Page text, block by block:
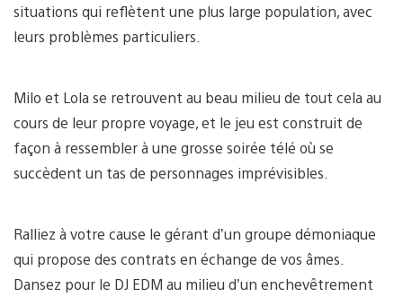
situations qui reflètent une plus large population, avec
leurs problèmes particuliers.
Milo et Lola se retrouvent au beau milieu de tout cela au
cours de leur propre voyage, et le jeu est construit de
façon à ressembler à une grosse soirée télé où se
succèdent un tas de personnages imprévisibles.
Ralliez à votre cause le gérant d’un groupe démoniaque
qui propose des contrats en échange de vos âmes.
Dansez pour le DJ EDM au milieu d’un enchevêtrement